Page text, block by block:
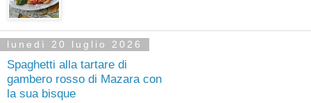
lunedì 20 luglio 2026
Spaghetti alla tartare di
gambero rosso di Mazara con
la sua bisque